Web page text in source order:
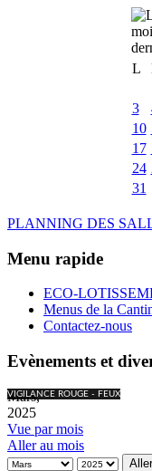
L
3
10
17
24
31
PLANNING DES
Menu rapide
ECO-
Menus de la
Contactez-nous
Evènements et
VIGILANCE ROUGE - FEUX
Mars,
2025
Vue par mois
Aller au mois